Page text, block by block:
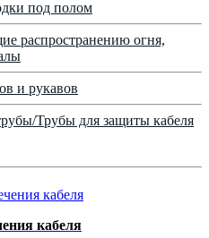
под полом
распространению огня,
и рукавов
Трубы для защиты кабеля
кабеля